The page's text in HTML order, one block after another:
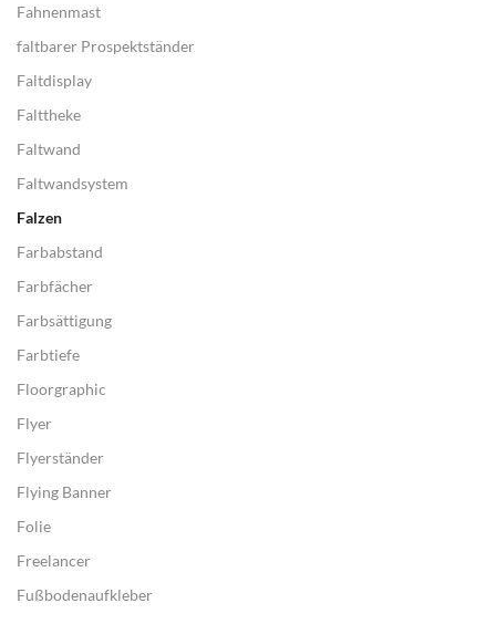
Fahnenmast
faltbarer Prospektständer
Faltdisplay
Falttheke
Faltwand
Faltwandsystem
Falzen
Farbabstand
Farbfächer
Farbsättigung
Farbtiefe
Floorgraphic
Flyer
Flyerständer
Flying Banner
Folie
Freelancer
Fußbodenaufkleber